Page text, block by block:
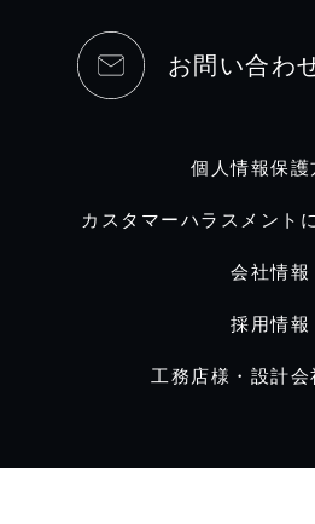
お問い合わ
個人情報保護
カスタマーハラスメント
会社情報
採用情報
工務店様・設計会